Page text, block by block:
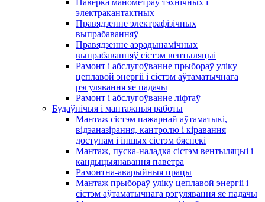
Паверка манометраў тэхнічных і
электракантактных
Правядзенне электрафізічных
выпрабаванняў
Правядзенне аэрадынамічных
выпрабаванняў сістэм вентыляцыі
Рамонт і абслугоўванне прыбораў уліку
цеплавой энергіі і сістэм аўтаматычнага
рэгулявання яе падачы
Рамонт і абслугоўванне ліфтаў
Будаўнічыя і мантажныя работы
Мантаж сістэм пажарнай аўтаматыкі,
відэаназірання, кантролю і кіравання
доступам і іншых сістэм бяспекі
Мантаж, пуска-наладка сістэм вентыляцыі і
кандыцыянавання паветра
Рамонтна-аварыйныя працы
Мантаж прыбораў уліку цеплавой энергіі і
сістэм аўтаматычнага рэгулявання яе падачы